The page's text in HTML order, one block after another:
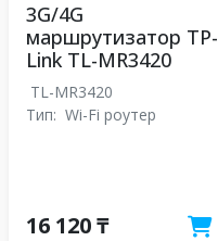
3G/4G
маршрутизатор TP-
Link TL-MR3420
TL-MR3420
Тип: Wi-Fi роутер
16 120 ₸